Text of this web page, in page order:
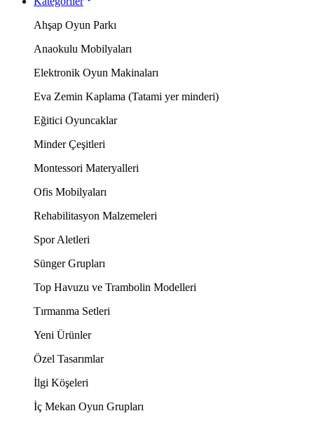
Ahşap Oyun Parkı
Anaokulu Mobilyaları
Elektronik Oyun Makinaları
Eva Zemin Kaplama (Tatami yer minderi)
Eğitici Oyuncaklar
Minder Çeşitleri
Montessori Materyalleri
Ofis Mobilyaları
Rehabilitasyon Malzemeleri
Spor Aletleri
Sünger Grupları
Top Havuzu ve Trambolin Modelleri
Tırmanma Setleri
Yeni Ürünler
Özel Tasarımlar
İlgi Köşeleri
İç Mekan Oyun Grupları